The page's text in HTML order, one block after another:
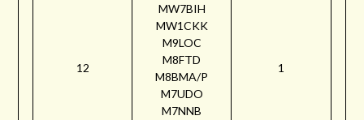
12
MW7BIH
MW1CKK
M9LOC
M8FTD
M8BMA/P
M7UDO
M7NNB
1